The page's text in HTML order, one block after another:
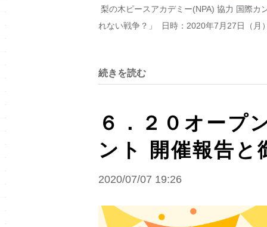
梨の木ピースアカデミー(NPA) 協力 国際カ
れない戦争？」 日時：2020年7月27日（月
続きを読む
６．２０オープ
ント 開催報告と
2020/07/07 19:26